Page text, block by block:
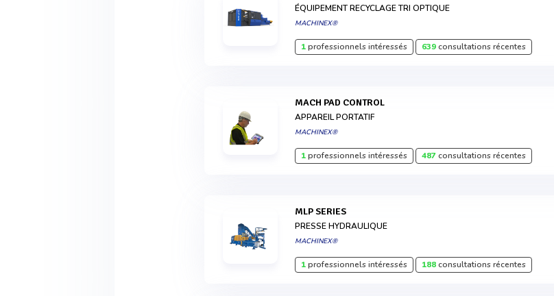
ÉQUIPEMENT RECYCLAGE TRI OPTIQUE
MACHINEX®
1professionnels intéressés 639consultations récentes
MACH PAD CONTROL
APPAREIL PORTATIF
MACHINEX®
1professionnels intéressés 487consultations récentes
MLP SERIES
PRESSE HYDRAULIQUE
MACHINEX®
1professionnels intéressés 188consultations récentes